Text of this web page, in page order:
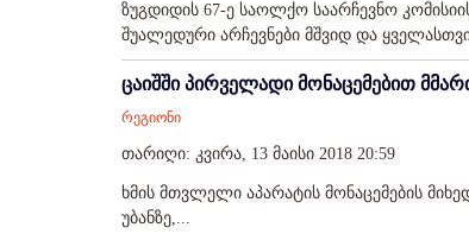
ზუგდიდის 67-ე საოლქო საარჩევნო
შუალედური არჩევნები მშვიდ და
ცაიშში პირველადი მონაცემებით
რეგიონი
თარიღი: კვირა, 13 მაისი 2018 20:59
ხმის მთვლელი აპარატის მონაცემების
უბანზე,...